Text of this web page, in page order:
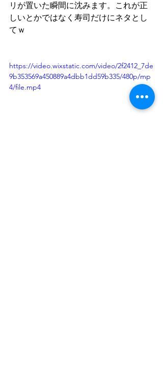
リが置いた瞬間に沈みます。これが正
しいとかではなく寿司だけにネタとし
てｗ
https://video.wixstatic.com/video/2f2412_7de
9b353569a450889a4dbb1dd59b335/480p/mp
4/file.mp4